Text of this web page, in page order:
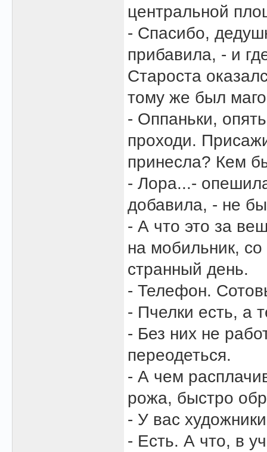
центральной
- Спасибо,
прибавила, - и
Староста
тому же был
- Оппаньки,
проходи.
принесла? Кем
- Лора...-
добавила, - не
- А что это за
на мобильник, со
странный день.
- Телефон.
- Пчелки есть, а
- Без них не
переодеться.
- А чем
рожа, быстро
- У вас
- Есть. А что, в